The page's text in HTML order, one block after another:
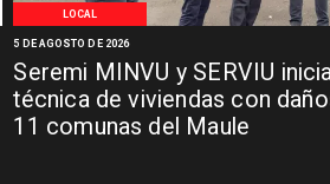
LOCAL
Seremi MINVU y SERVIU
técnica de viviendas con
11 comunas del Maule
5 DE AGOSTO DE 2026